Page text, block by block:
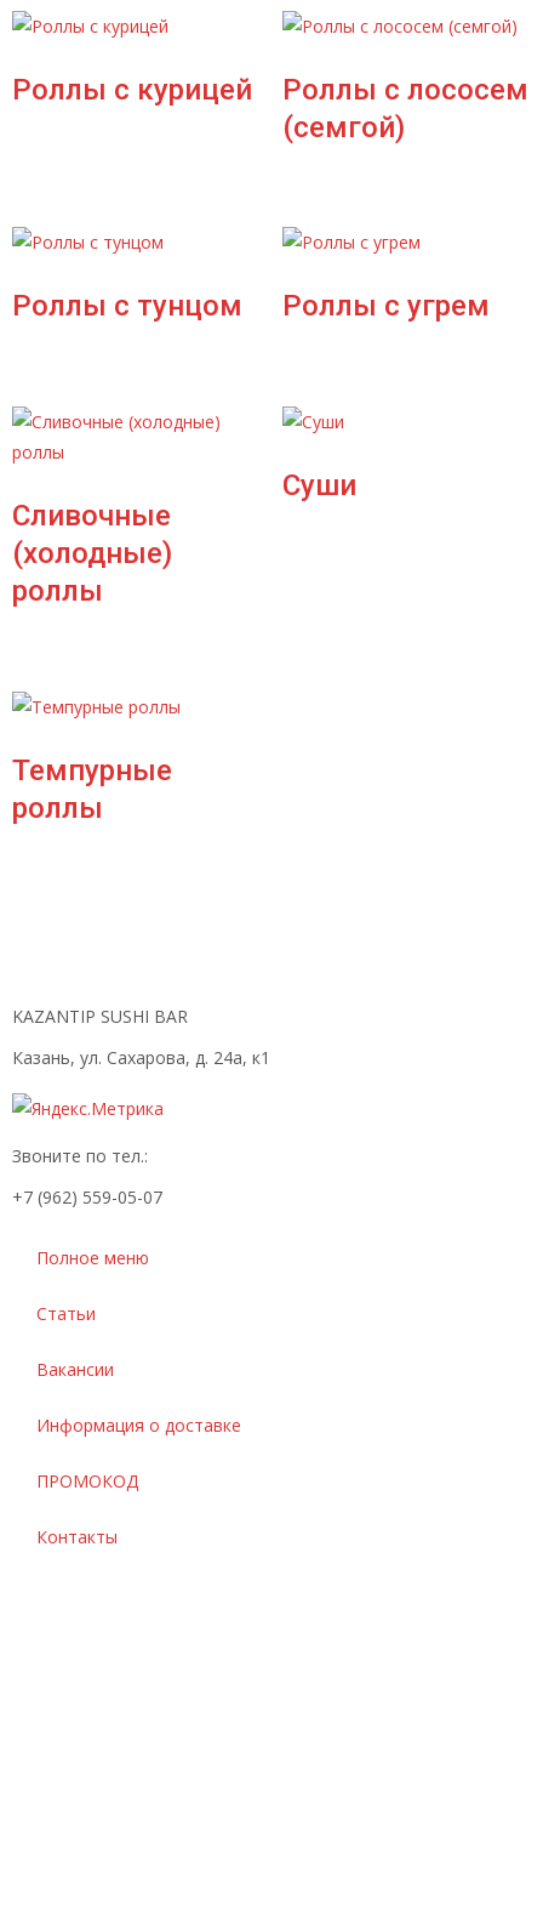
Роллы с курицей
Роллы с лососем
(семгой)
Роллы с тунцом Роллы с угрем
Сливочные
(холодные)
роллы
Суши
Темпурные
роллы
KAZANTIP SUSHI BAR
Казань, ул. Сахарова, д. 24а, к1
Звоните по тел.:
+7 (962) 559-05-07
Полное меню
Статьи
Вакансии
Информация о доставке
ПРОМОКОД
Контакты